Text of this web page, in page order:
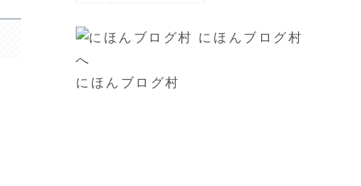
にほんブログ村